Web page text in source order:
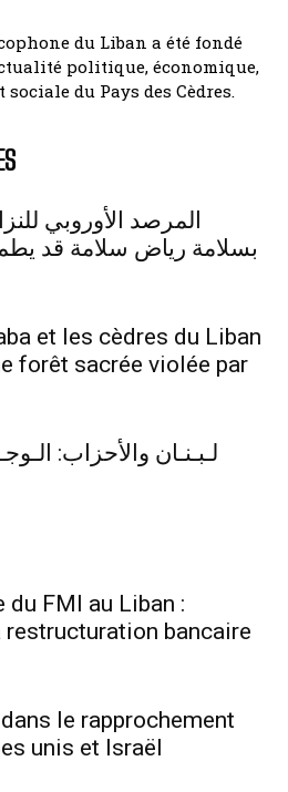
du Liban a été fondé
politique, économique,
du Pays des Cèdres.
المرصد الأوروبي
بسلامة رياض سلامة قد
et les cèdres du Liban
forêt sacrée violée par
لـبـنـان والأحزاب:
FMI au Liban :
bancaire
dans le rapprochement
unis et Israël